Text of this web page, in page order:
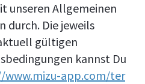
unseren Allgemeinen
durch. Die jeweils
gültigen
kannst Du
www.mizu-app.com/ter